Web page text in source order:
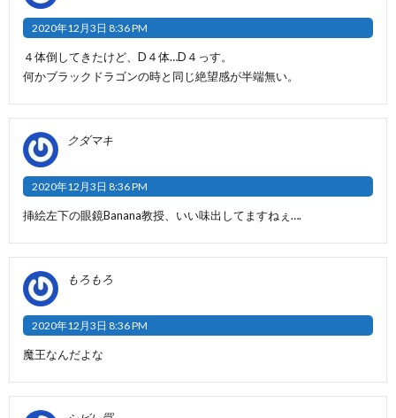
2020年12月3日 8:36 PM
４体倒してきたけど、D４体…D４っす。
何かブラックドラゴンの時と同じ絶望感が半端無い。
クダマキ
2020年12月3日 8:36 PM
挿絵左下の眼鏡Banana教授、いい味出してますねぇ….
もろもろ
2020年12月3日 8:36 PM
魔王なんだよな